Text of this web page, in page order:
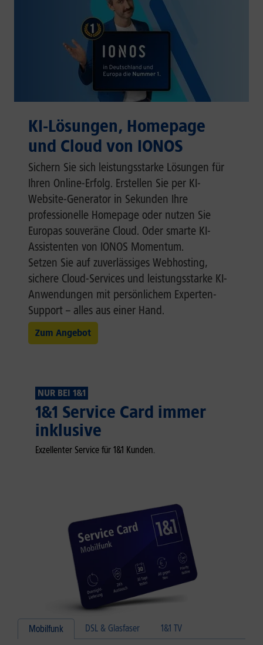
KI-Lösungen, Homepage
und Cloud von IONOS
Sichern Sie sich leistungsstarke Lösungen für
Ihren Online-Erfolg. Erstellen Sie per KI-
Website-Generator in Sekunden Ihre
professionelle Homepage oder nutzen Sie
Europas souveräne Cloud. Oder smarte KI-
Assistenten von IONOS Momentum.
Setzen Sie auf zuverlässiges Webhosting,
sichere Cloud-Services und leistungsstarke KI-
Anwendungen mit persönlichem Experten-
Support – alles aus einer Hand.
Zum Angebot
NUR BEI 1&1
1&1 Service Card immer
inklusive
Exzellenter Service für 1&1 Kunden.
Mobilfunk DSL & Glasfaser 1&1 TV